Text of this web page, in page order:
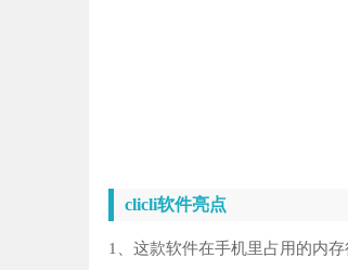
clicli软件亮点
1、这款软件在手机里占用的内